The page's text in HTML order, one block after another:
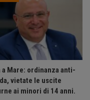
a Mare: ordinanza anti-
vietate le uscite
ai minori di 14 anni.